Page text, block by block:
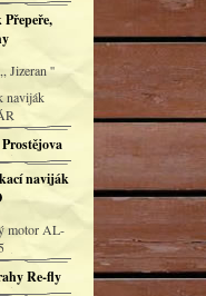
Jizeran ''
naviják
naviják
motor AL-
Re-fly